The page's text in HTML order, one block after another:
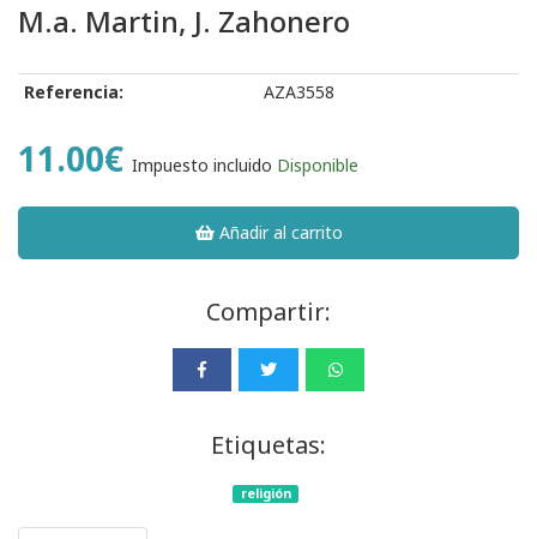
M.a. Martin, J. Zahonero
Referencia: AZA3558
11.00€ Impuesto incluido Disponible
Añadir al carrito
Compartir:
Etiquetas:
religión